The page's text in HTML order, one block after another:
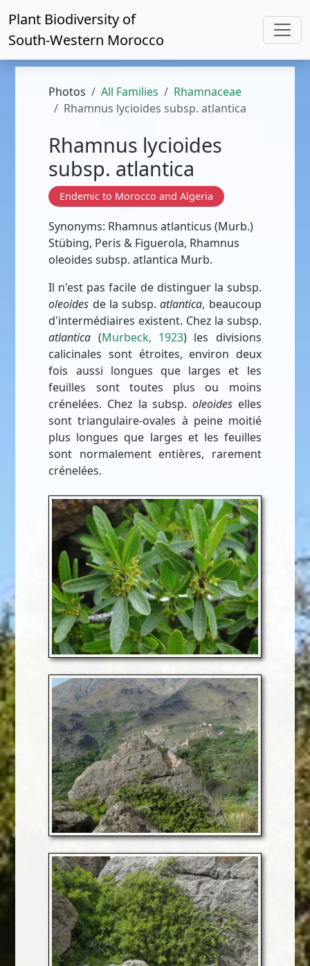
Plant Biodiversity of
South-Western Morocco
Photos All Families
Rhamnaceae
Rhamnus lycioides subsp. atlantica
Rhamnus lycioides
subsp. atlantica
Endemic to Morocco and Algeria
Synonyms: Rhamnus atlanticus (Murb.)
Stübing, Peris & Figuerola, Rhamnus
oleoides subsp. atlantica Murb.
Il n'est pas facile de distinguer la subsp.
oleoides de la subsp.atlantica, beaucoup
d'intermédiaires existent. Chez la subsp.
atlantica (Murbeck, 1923) les divisions
calicinales sont étroites, environ deux
fois aussi longues que larges et les
feuilles sont toutes plus ou moins
crénelées. Chez la subsp. oleoideselles
sont triangulaire-ovales à peine moitié
plus longues que larges et les feuilles
sont normalement entières, rarement
crénelées.